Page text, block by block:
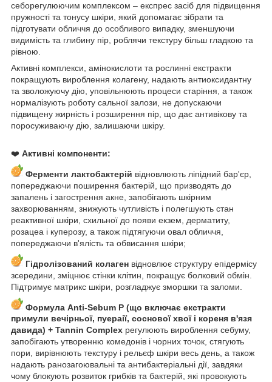
себорегулюючим комплексом – експрес засіб для підвищення
пружності та тонусу шкіри, який допомагає зібрати та
підготувати обличчя до особливого випадку, зменшуючи
видимість та глибину пір, роблячи текстуру більш гладкою та
рівною.
Активні комплекси, амінокислоти та рослинні екстракти
покращують вироблення колагену, надають антиоксидантну
та зволожуючу дію, уповільнюють процеси старіння, а також
нормалізують роботу сальної залози, не допускаючи
підвищену жирність і розширення пір, що дає антивікову та
поросуживаючу дію, залишаючи шкіру.
❤️ Активні компоненти:
Ферменти лактобактерій відновлюють ліпідний бар'єр,
попереджаючи поширення бактерій, що призводять до
запалень і загострення акне, запобігають шкірним
захворюванням, знижують чутливість і полегшують стан
реактивної шкіри, схильної до появи екзем, дерматиту,
розацеа і куперозу, а також підтягуючи овал обличчя,
попереджаючи в'ялість та обвисання шкіри;
Гідролізований колаген відновлює структуру епідермісу
зсередини, зміцнює стінки клітин, покращує болковий обмін.
Підтримує матрикс шкіри, розгладжує зморшки та заломи.
Формула Anti-Sebum P (що включає екстракти
примули вечірньої, пуераії, соснової хвої і кореня в'язя
давида) + Tannin Complex регулюють вироблення себуму,
запобігають утворенню комедонів і чорних точок, стягують
пори, вирівнюють текстуру і рельєф шкіри весь день, а також
надають ранозагоювальні та антибактеріальні дії, завдяки
чому блокують розвиток грибків та бактерій, які провокують